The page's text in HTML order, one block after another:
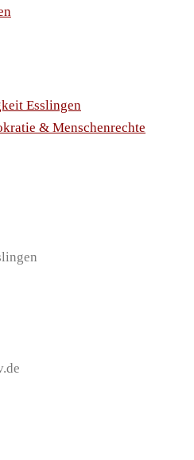
Esslingen
& Menschenrechte